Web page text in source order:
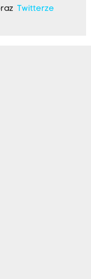
Twitterze